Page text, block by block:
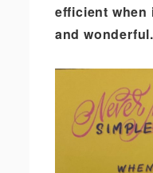
efficient when
and wonderful.